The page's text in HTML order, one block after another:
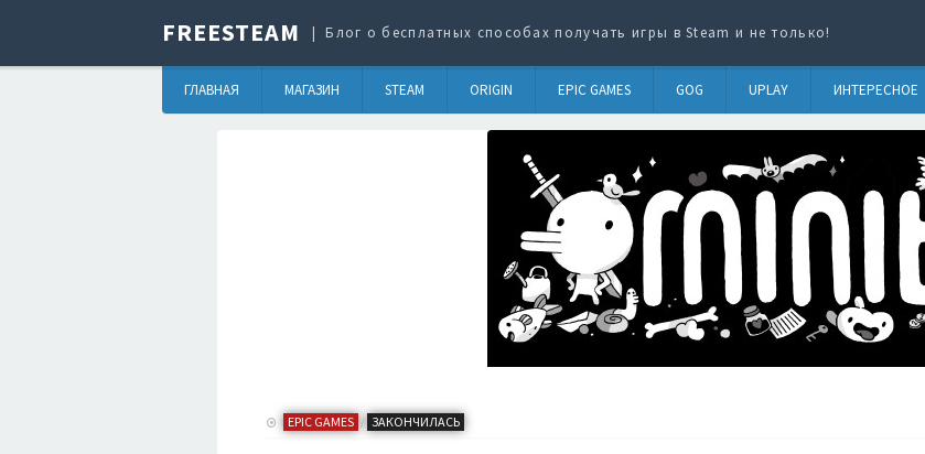
FREESTEAM Блог о бесплатных способах получать игры в Steam и не только!
ГЛАВНАЯ МАГАЗИН STEAM ORIGIN EPIC GAMES GOG UPLAY ИНТЕРЕСНОЕ
EPIC GAMES / ЗАКОНЧИЛАСЬ